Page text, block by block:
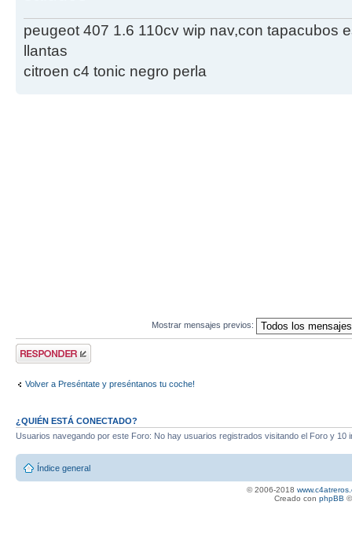
peugeot 407 1.6 110cv wip nav,con tapacubos
llantas
citroen c4 tonic negro perla
Mostrar mensajes previos:
Publicar una
respuesta
Volver a Preséntate y preséntanos tu coche!
¿QUIÉN ESTÁ CONECTADO?
Usuarios navegando por este Foro: No hay usuarios registrados visitando el Foro y 10
Índice general
© 2006-2018
Creado con phpBB